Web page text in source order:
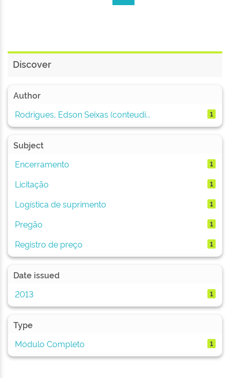
Discover
Author
Rodrigues, Edson Seixas (conteudi...
1
Subject
Encerramento
1
Licitação 1
Logística de suprimento 1
Pregão 1
Registro de preço 1
Date issued
2013
1
Type
Módulo Completo
1